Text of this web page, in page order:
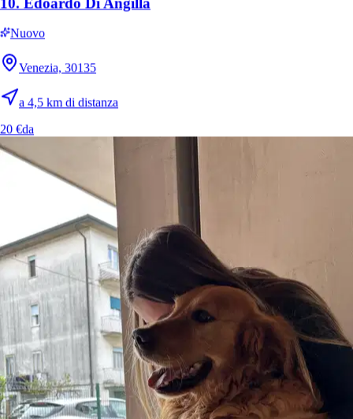
10.Edoardo Di Angilla
Nuovo
Venezia, 30135
Nuovo
Venezia, 30135
a 4,5 km di distanza
20 €da